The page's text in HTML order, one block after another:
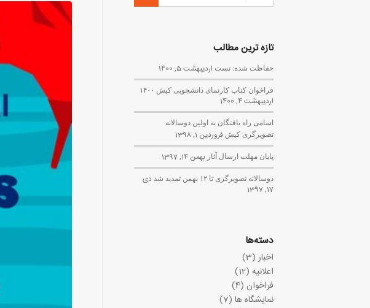
تازه ترین مطالب
حفاظت شده: تست اردیبهشت 5, 1400
فراخوان کتاب کارنمای دانشجویی کیش ۱۴۰۰
اردیبهشت 4, 1400
اسامی راه یافتگان به اولین دوسالانه
تصویرگری کیش فروردین 1, 1398
پایان مهلت ارسال آثار بهمن 14, 1397
دوسالانه تصویرگری تا ۱۲ بهمن تمدید شد
دی
17, 1397
دسته‌ها
اخبار(3)
اعلانیه (12)
فراخوان (4)
نمایشگاه ها (7)